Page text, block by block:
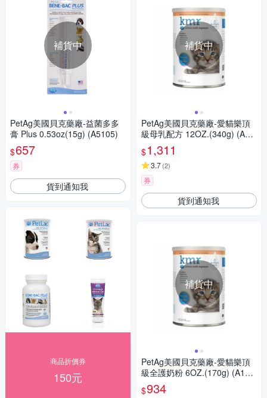
補貨中
PetAg美國貝克藥廠-益菌多多
膏 Plus 0.53oz(15g) (A5105)
$657
券
貨到通知我
商品折價券
150元
補貨中
PetAg美國貝克藥廠-愛貓樂頂
級母乳配方 12OZ.(340g) (A11
14)
$1,311
3.7(2)
券
貨到通知我
補貨中
PetAg美國貝克藥廠-愛貓樂頂
級全護奶粉 6OZ.(170g) (A110
2)
$934